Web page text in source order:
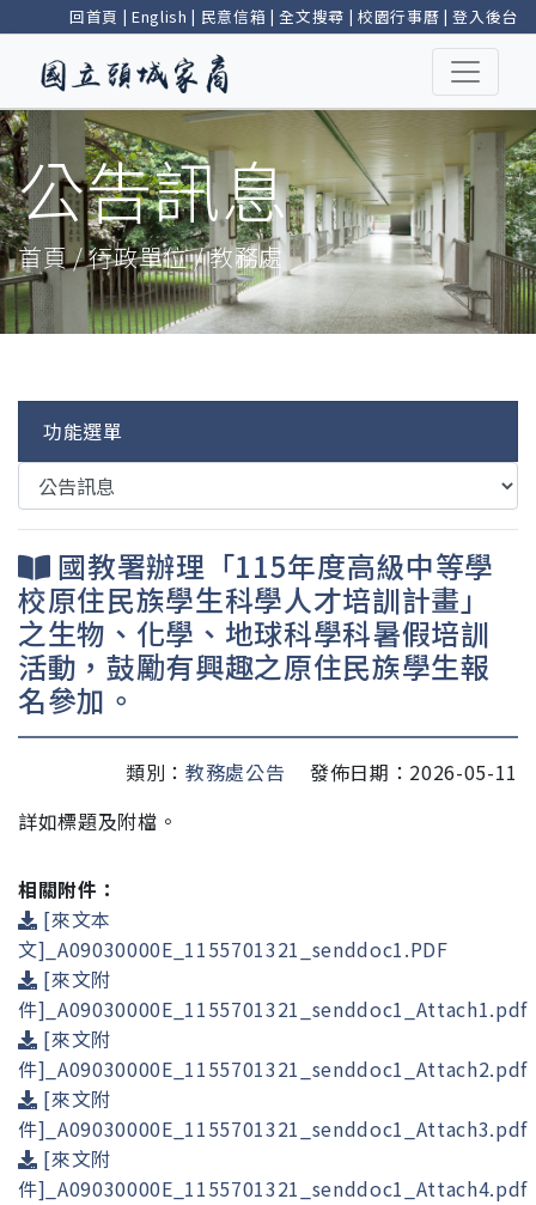
回首頁 | English | 民意信箱 |全文搜尋 | 校園行事曆 |登入後台
公告訊息
首頁 / 行政單位 / 教務處
功能選單
國教署辦理「115年度高級中等學
校原住民族學生科學人才培訓計畫」
之生物、化學、地球科學科暑假培訓
活動，鼓勵有興趣之原住民族學生報
名參加。
類別： 教務處公告
發佈日期：2026-05-11
詳如標題及附檔。
相關附件：
[來文本
文]_A09030000E_1155701321_senddoc1.PDF
[來文附
件]_A09030000E_1155701321_senddoc1_Attach1.pdf
[來文附
件]_A09030000E_1155701321_senddoc1_Attach2.pdf
[來文附
件]_A09030000E_1155701321_senddoc1_Attach3.pdf
[來文附
件]_A09030000E_1155701321_senddoc1_Attach4.pdf